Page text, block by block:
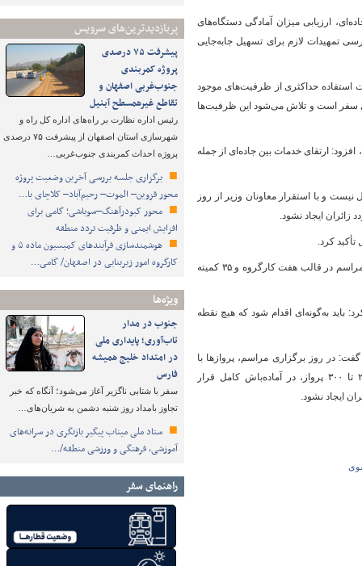
پربازدیدترین‌های سرویس
پیشرفت ۷۵ درصدی
پروژه کمربندی
جنوب‌غربی اصفهان و
تقاطع غیرهمسطح آبنیل
رئیس اداره نظارت بر راه‌های اداره کل راه و
شهرسازی استان اصفهان از پیشرفت ۷۵ درصدی
پروژه احداث کمربندی جنوب‌غربی…
برگزاری جلسه بررسی آخرین وضعیت پروژه
محور قزوین– الموت– رحیم‌آباد– کلاچای با…
محور کبودرآهنگ–سوباشی؛ گامی برای
افزایش ایمنی و ظرفیت تردد منطقه
هوشمندسازی فرآیندهای کمیسیون ماده ۵ و
کارگروه امور زیربنایی در اصفهان/ گامی…
ویژه‌ها
جنوب در مدار
تاب‌آوری؛ پایداری ملی
در امتداد خلیج همیشه
فارس
سفر با شتابی ناگزیر آغاز می‌شود؛ آنگاه که خبر
تجاوز بامداد روز شنبه دشمن به شریان‌های…
ستاد ملی میناب پیگیر بازنگری در سرانه‌های
آموزشی، فرهنگی و ورزشی منطقه/…
راهنمای سفر
ارزیابی میزان آمادگی دستگاه‌های
تمهیدات لازم برای تسهیل جابه‌جایی
استفاده حداکثری از ظرفیت‌های موجود
سفر است و تلاش می‌شود این ظرفیت‌ها
افزود: ارتقای خدمات بین جاده‌ای از جمله
و با استقرار معاونان وزیر از روز
زائران ایجاد نشود.
کرد.
مظفری استاندار خراسان رضوی، نیز با تأکید بر ضرورت تأمین آسایش زائران گفت: همه ابعاد برگزاری مراسم در قالب هفت کارگروه و ۳۵ کمیته
باید به‌گونه‌ای اقدام شود که هیچ نقطه
در روز برگزاری مراسم، پروازها با
اولویت فرودگاه مشهد انجام خواهد شد و فرودگاه شهید هاشمی‌نژاد با ظرفیت پذیرش روزانه ۲۵۰ تا ۳۰۰ پرواز، در آماده‌باش کامل قرار
ایجاد نشود.